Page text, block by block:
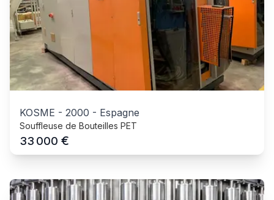
KOSME - 2000 - Espagne
Souffleuse de Bouteilles PET
33 000 €